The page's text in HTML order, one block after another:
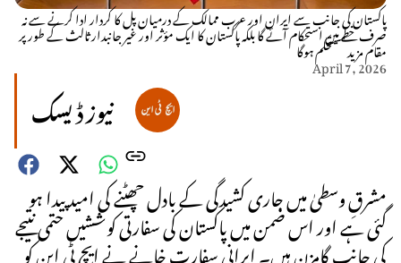
پاکستان کی جانب سے ایران اور عرب ممالک کے درمیان پل کا کردار ادا کرنے سے نہ
صرف خطے میں استحکام آئے گا بلکہ پاکستان کا ایک مؤثر اور غیر جانبدار ثالث کے طور پر
مقام مزید مستحکم ہوگا
April 7, 2026
نیوز ڈیسک
مشرقِ وسطیٰ میں جاری کشیدگی کے بادل چھٹنے کی امید پیدا ہو
گئی ہے اور اس ضمن میں پاکستان کی سفارتی کوششیں حتمی نتیجے
کی جانب گامزن ہیں۔ ایرانی سفارت خانے نے ایچ ٹی این کو